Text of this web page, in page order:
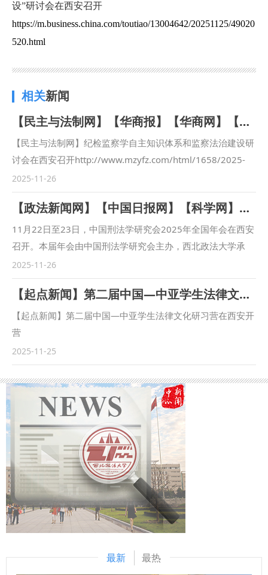
设”研讨会在西安召开
https://m.business.china.com/toutiao/13004642/20251125/49020
520.html
相关新闻
【民主与法制网】【华商报】【华商网】【华商报-百家号】纪检监察学自主知识体系和监察法治建设研讨会在西安召开
【民主与法制网】纪检监察学自主知识体系和监察法治建设研
讨会在西安召开http://www.mzyfz.com/html/1658/2025-
11-25/content-1665402.html 【华商报】纪检监察学自主知
识体系和监察法治建设研讨会在西安召开
https://www.huashangtop.com/topi/1/404600.html 【华商
网】纪检监察学自主知识体系和监察法治建设研讨会在西安召
开https://news.hsw.cn/system/2025/1125/1889343.shtml
【华商报-百家号】纪检监察学自主知识体系和监察法治建设
研讨会在西安召开
https://mbd.baidu.com/newspage/data/landingsuper?
like_icon_type=2&isBdboxFrom=1&sid_for_share=184272
_4&context=%7B%22nid%22%3A%22news_94065605652
cpParams=%7B%22taskId%22%3A8938,%22taskFrom%22
%3A%22video_share_task%22,%22ext%22%3A%22%22,%
22shareToken%22%3A%228RxAqIMm-
9NTyAz1tJF9kzMPFY9T4xoMfNw1z6OPB_qPC%22%7D&ur
lext=%7B%22cuid%22%3A%22ga2dulusSi_Hu2aJguSNf_u
Q28gviHt3guvEtYu0-tKo0qqSB%22%7D&pageType=1
2025-11-26
【政法新闻网】【中国日报网】【科学网】【陕西农村网】【秦闻】【三秦网】【群众新闻】【中华网】【华商报】【华商网】中国刑法学研究会2025年全国年会在西安召开
11月22日至23日，中国刑法学研究会2025年全国年会在西安
召开。本届年会由中国刑法学研究会主办，西北政法大学承
办。会议深入学习贯彻习近平法治思想，学习贯彻党的二十届
四中全会精神和中央全面依法治国工作会议精神，以“高质量
发展、高水平安全的刑法保障”为主题，围绕我国刑法学发展
中的重大理论和实践问题展开深入研讨。来自国内刑事法学界
的专家学者及实务界代表等近五百人出席本届年会。 开幕式
上，“人民教育家”、中国刑法学研究会名誉会长高铭暄作书面
讲话。全国人大常委会法制工作委员会副主任雷建斌，最高人
民法院党组成员、副院长沈亮，最高人民检察院党组成员、副
检察长葛晓燕，中国法学会副会长赵昌华，陕西省委常委、省
委政法委书记刘强，西北政法大学党委书记赵万东致辞。西北
政法大学党委副书记、校长范九利出席开幕式。中国刑法学研
究会副会长、中国政法大学教授曲新久作学会年度工作报告。
中国刑法学研究会会长、上海市高级人民法院党组书记、院长
贾宇主持开幕式。 本次年会共设立“数字安全刑法保障体系建
构研究”“新时期社会治理与刑事对策研究”“民营经济发展的刑
法保护研究”“涉外刑事法治问题研究”“刑法理论前沿问题研
究”五个平行论坛，并聚焦“高质量发展、高水平安全的刑法保
障”主题开设研究生论坛。 “十四五”期间，中国刑法学研究会
以习近平法治思想为引领，紧扣中央法治工作要求交出亮眼答
2025-11-26
【起点新闻】第二届中国—中亚学生法律文化研习营在西安开营
【起点新闻】第二届中国—中亚学生法律文化研习营在西安开
营
https://qidian.sxtvs.com/timing/share/content/10676520?
1764065777352=
2025-11-25
最新 最热